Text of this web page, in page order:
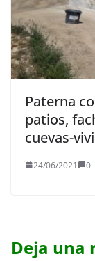
Paterna
patios,
cuevas-
24/06/2021 0
Deja una